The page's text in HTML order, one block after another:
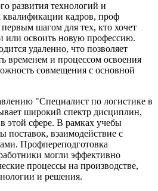
развития технологий и
кадров, проф
первым шагом для тех, кто хочет
или освоить новую профессию.
удаленно, что позволяет
временем и процессом освоения
совмещения с основной
"Специалист по логистике в
широкий спектр дисциплин,
этой сфере. В рамках учебы
поставок, взаимодействие с
Профпереподготовка
могли эффективно
процессы на производстве,
и решения.